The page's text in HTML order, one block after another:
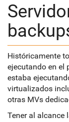
Históricamente
ejecutando en el
estaba
virtualizados
otras MVs
Tener al alcance